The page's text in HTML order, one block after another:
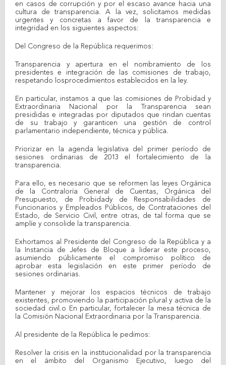
en casos de corrupción y por el escaso avance hacia una
cultura de transparencia. A la vez, solicitamos medidas
urgentes y concretas a favor de la transparencia e
integridad en los siguientes aspectos:
Del Congreso de la República requerimos:
Transparencia y apertura en el nombramiento de los
presidentes e integración de las comisiones de trabajo,
respetando losprocedimientos establecidos en la ley.
En particular, instamos a que las comisiones de Probidad y
Extraordinaria Nacional por la Transparencia sean
presididas e integradas por diputados que rindan cuentas
de su trabajo y garanticen una gestión de control
parlamentario independiente, técnica y pública.
Priorizar en la agenda legislativa del primer período de
sesiones ordinarias de 2013 el fortalecimiento de la
transparencia.
Para ello, es necesario que se reformen las leyes Orgánica
de la Contraloría General de Cuentas, Orgánica del
Presupuesto, de Probidady de Responsabilidades de
Funcionarios y Empleados Públicos, de Contrataciones del
Estado, de Servicio Civil, entre otras, de tal forma que se
amplíe y consolide la transparencia.
Exhortamos al Presidente del Congreso de la República y a
la Instancia de Jefes de Bloque a liderar este proceso,
asumiendo públicamente el compromiso político de
aprobar esta legislación en este primer período de
sesiones ordinarias.
Mantener y mejorar los espacios técnicos de trabajo
existentes, promoviendo la participación plural y activa de la
sociedad civil.o En particular, fortalecer la mesa técnica de
la Comisión Nacional Extraordinaria por la Transparencia.
Al presidente de la República le pedimos:
Resolver la crisis en la institucionalidad por la transparencia
en el ámbito del Organismo Ejecutivo, luego del